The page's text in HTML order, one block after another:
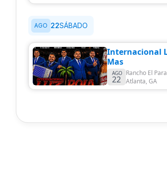
AGO 22SÁBADO
Internacional
Mas
AGO
22
Rancho El
Atlanta,GA